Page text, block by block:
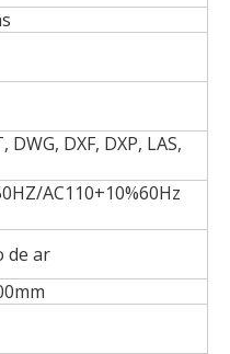
DWG, DXF, DXP, LAS,
AC110+10%60Hz
de ar